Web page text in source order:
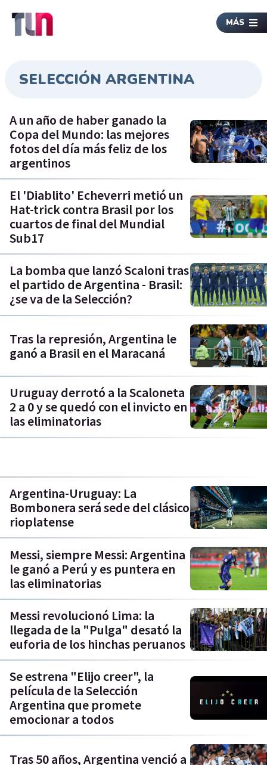
MÁS
SELECCIÓN ARGENTINA
A un año de haber ganado la
Copa del Mundo: las mejores
fotos del día más feliz de los
argentinos
El 'Diablito' Echeverri metió un
Hat-trick contra Brasil por los
cuartos de final del Mundial
Sub17
La bomba que lanzó Scaloni tras
el partido de Argentina - Brasil:
¿se va de la Selección?
Tras la represión, Argentina le
ganó a Brasil en el Maracaná
Uruguay derrotó a la Scaloneta
2 a 0 y se quedó con el invicto en
las eliminatorias
Argentina-Uruguay: La
Bombonera será sede del clásico
rioplatense
Messi, siempre Messi: Argentina
le ganó a Perú y es puntera en
las eliminatorias
Messi revolucionó Lima: la
llegada de la "Pulga" desató la
euforia de los hinchas peruanos
Se estrena "Elijo creer", la
película de la Selección
Argentina que promete
emocionar a todos
Tras 50 años, Argentina venció a